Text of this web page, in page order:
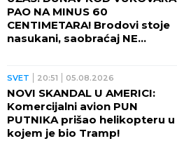
PAO NA MINUS 60
CENTIMETARA! Brodovi stoje
nasukani, saobraćaj NE
SVET 20:51 05.08.2026
NOVI SKANDAL U AMERICI:
Komercijalni avion PUN
PUTNIKA prišao helikopteru u
kojem je bio Tramp!